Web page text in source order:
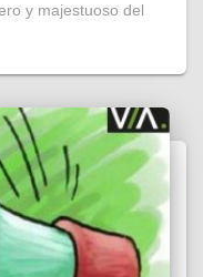
y majestuoso del